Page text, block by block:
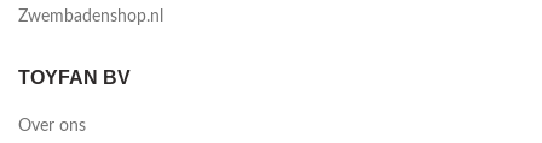
Zwembadenshop.nl
TOYFAN BV
Over ons